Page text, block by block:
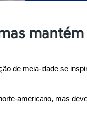
de meia-idade se
americano, mas